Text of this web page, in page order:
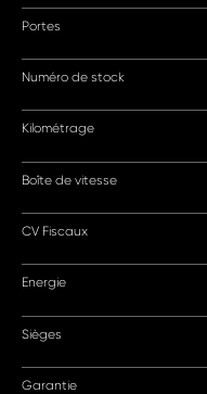
Portes
Numéro de stock
Kilométrage
Boîte de vitesse
CV Fiscaux
Energie
Sièges
Garantie